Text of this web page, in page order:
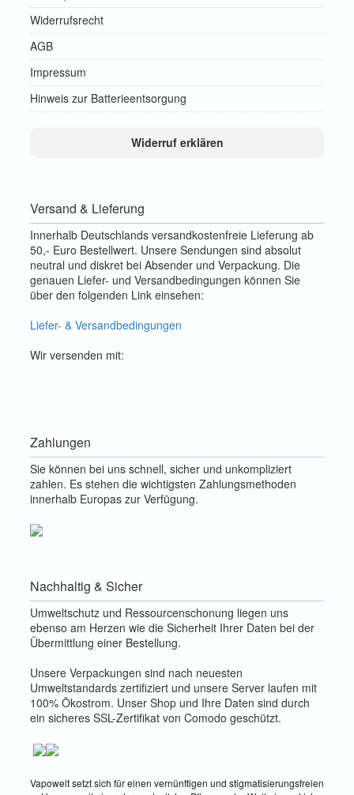
Widerrufsrecht
AGB
Impressum
Hinweis zur Batterieentsorgung
Widerruf erklären
Versand & Lieferung
Innerhalb Deutschlands versandkostenfreie Lieferung ab
50,- Euro Bestellwert. Unsere Sendungen sind absolut
neutral und diskret bei Absender und Verpackung. Die
genauen Liefer- und Versandbedingungen können Sie
über den folgenden Link einsehen:
Liefer- & Versandbedingungen
Wir versenden mit:
Zahlungen
Sie können bei uns schnell, sicher und unkompliziert
zahlen. Es stehen die wichtigsten Zahlungsmethoden
innerhalb Europas zur Verfügung.
Nachhaltig & Sicher
Umweltschutz und Ressourcenschonung liegen uns
ebenso am Herzen wie die Sicherheit Ihrer Daten bei der
Übermittlung einer Bestellung.
Unsere Verpackungen sind nach neuesten
Umweltstandards zertifiziert und unsere Server laufen mit
100% Ökostrom. Unser Shop und Ihre Daten sind durch
ein sicheres SSL-Zertifikat von Comodo geschützt.
Vapowelt setzt sich für einen vernünftigen und stigmatisierungsfreien